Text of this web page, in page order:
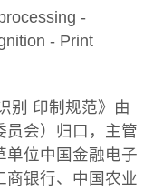
-
- Print
别 印制规范》由
员会）归口，主管
单位中国金融电子
商银行、中国农业